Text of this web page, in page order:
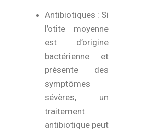
Antibiotiques : Si
l’otite moyenne
est d’origine
bactérienne et
présente des
symptômes
sévères, un
traitement
antibiotique peut